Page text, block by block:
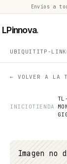
Envíos a
LPinnova.
UBIQUITITP-LINK
← VOLVER A LA
INICIOTIENDA
Imagen no